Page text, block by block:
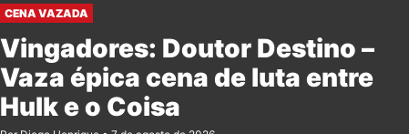
CENA VAZADA
Vingadores: Doutor Destino –
Vaza épica cena de luta entre
Hulk e o Coisa